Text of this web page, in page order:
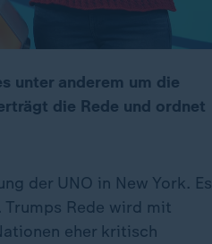
unter anderem um die
die Rede und ordnet
der UNO in New York. Es
Trumps Rede wird mit
eher kritisch